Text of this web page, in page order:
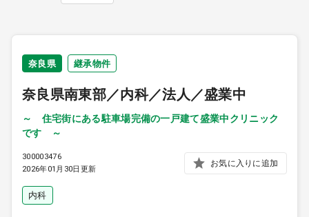
受付時間 9:00 ～ 18:00（平日）
0120-315-606
医師求人
奈良県 継承物件
奈良県南東部／内科／法人／盛業中
～ 住宅街にある駐車場完備の一戸建て盛業中クリニック
です ～
300003476
2026年01月30日更新
お気に入りに追加
内科